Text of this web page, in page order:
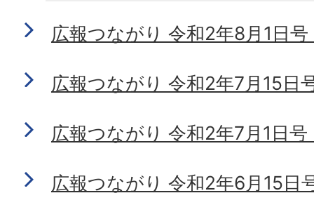
広報つながり 令和2年8月1日号
広報つながり 令和2年7月15日
広報つながり 令和2年7月1日号
広報つながり 令和2年6月15日